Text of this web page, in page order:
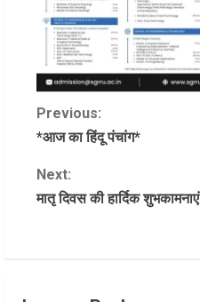
C
n
Previous:
*आज का हिंदू पंचांग*
Next:
मातृ दिवस की हार्दिक शुभकामनाएं